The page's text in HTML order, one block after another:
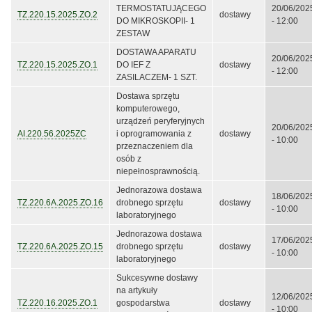
TZ.220.15.2025.ZO.2
TERMOSTATUJĄCEGO
DO MIKROSKOPII- 1
ZESTAW
dostawy
20/06/
- 12:00
TZ.220.15.2025.ZO.1
DOSTAWA APARATU
DO IEF Z
ZASILACZEM- 1 SZT.
dostawy
20/06/
- 12:00
AI.220.56.2025ZC
Dostawa sprzętu
komputerowego,
urządzeń peryferyjnych
i oprogramowania z
przeznaczeniem dla
osób z
niepełnosprawnością.
dostawy
20/06/
- 10:00
TZ.220.6A.2025.ZO.16
Jednorazowa dostawa
drobnego sprzętu
laboratoryjnego
dostawy
18/06/
- 10:00
TZ.220.6A.2025.ZO.15
Jednorazowa dostawa
drobnego sprzętu
laboratoryjnego
dostawy
17/06/
- 10:00
TZ.220.16.2025.ZO.1
Sukcesywne dostawy
na artykuły
gospodarstwa
dostawy
12/06/
- 10:00